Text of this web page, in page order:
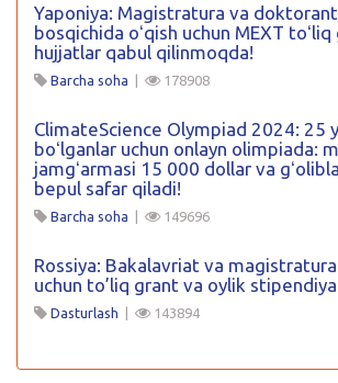
Yaponiya: Magistratura va
bosqichida oʻqish uchun MEXT
hujjatlar qabul qilinmoqda!
Barcha soha | 178908
ClimateScience Olympiad 2024: 25
boʻlganlar uchun onlayn olimpiada:
jamgʻarmasi 15 000 dollar va
bepul safar qiladi!
Barcha soha | 149696
Rossiya: Bakalavriat va
uchun to’liq grant va oylik
Dasturlash | 143894